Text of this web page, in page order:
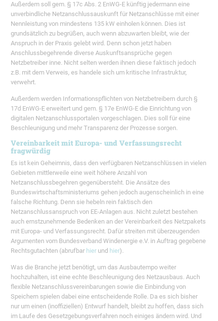
Außerdem soll gem. § 17c Abs. 2 EnWG-E künftig jedermann eine
unverbindliche Netzanschlussauskunft für Netzanschlüsse mit einer
Nennleistung von mindestens 135 kW einholen können. Dies ist
grundsätzlich zu begrüßen, auch wenn abzuwarten bleibt, wie der
Anspruch in der Praxis gelebt wird. Denn schon jetzt haben
Anschlussbegehrende diverse Auskunftsansprüche gegen
Netzbetreiber inne. Nicht selten werden ihnen diese faktisch jedoch
z.B. mit dem Verweis, es handele sich um kritische Infrastruktur,
verwehrt.
Außerdem werden Informationspflichten von Netzbetreibern durch §
17d EnWG-E erweitert und gem. § 17e EnWG-E die Einrichtung von
digitalen Netzanschlussportalen vorgeschlagen. Dies soll für eine
Beschleunigung und mehr Transparenz der Prozesse sorgen.
Vereinbarkeit mit Europa- und Verfassungsrecht
fragwürdig
Es ist kein Geheimnis, dass den verfügbaren Netzanschlüssen in vielen
Gebieten mittlerweile eine weit höhere Anzahl von
Netzanschlussbegehren gegenübersteht. Die Ansätze des
Bundeswirtschaftsministeriums gehen jedoch augenscheinlich in eine
falsche Richtung. Denn sie hebeln rein faktisch den
Netzanschlussanspruch von EE-Anlagen aus. Nicht zuletzt bestehen
auch ernstzunehmende Bedenken an der Vereinbarkeit des Netzpakets
mit Europa- und Verfassungsrecht. Dafür streiten mit überzeugenden
Argumenten vom Bundesverband Windenergie e.V. in Auftrag gegebene
Rechtsgutachten (abrufbar hier und hier).
Was die Branche jetzt benötigt, um das Ausbautempo weiter
hochzuhalten, ist eine echte Beschleunigung des Netzausbaus. Auch
flexible Netzanschlussvereinbarungen sowie die Einbindung von
Speichern spielen dabei eine entscheidende Rolle. Da es sich bisher
nur um einen (inoffiziellen) Entwurf handelt, bleibt zu hoffen, dass sich
im Laufe des Gesetzgebungsverfahren noch einiges ändern wird. Und